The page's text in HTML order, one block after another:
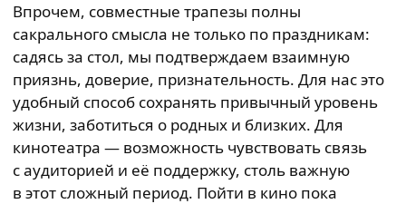
Впрочем, совместные трапезы полны
сакрального смысла не только по праздникам:
садясь за стол, мы подтверждаем взаимную
приязнь, доверие, признательность. Для нас это
удобный способ сохранять привычный уровень
жизни, заботиться о родных и близких. Для
кинотеатра — возможность чувствовать связь
с аудиторией и её поддержку, столь важную
в этот сложный период. Пойти в кино пока